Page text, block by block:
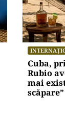
Cuba,
Rubio
mai
scăpare”